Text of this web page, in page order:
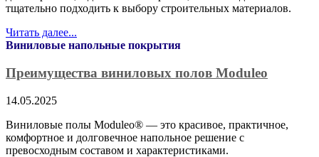
тщательно подходить к выбору строительных материалов.
Читать далее...
Виниловые напольные покрытия
Преимущества виниловых полов Moduleo
14.05.2025
Виниловые полы Moduleo® — это красивое, практичное,
комфортное и долговечное напольное решение с
превосходным составом и характеристиками.